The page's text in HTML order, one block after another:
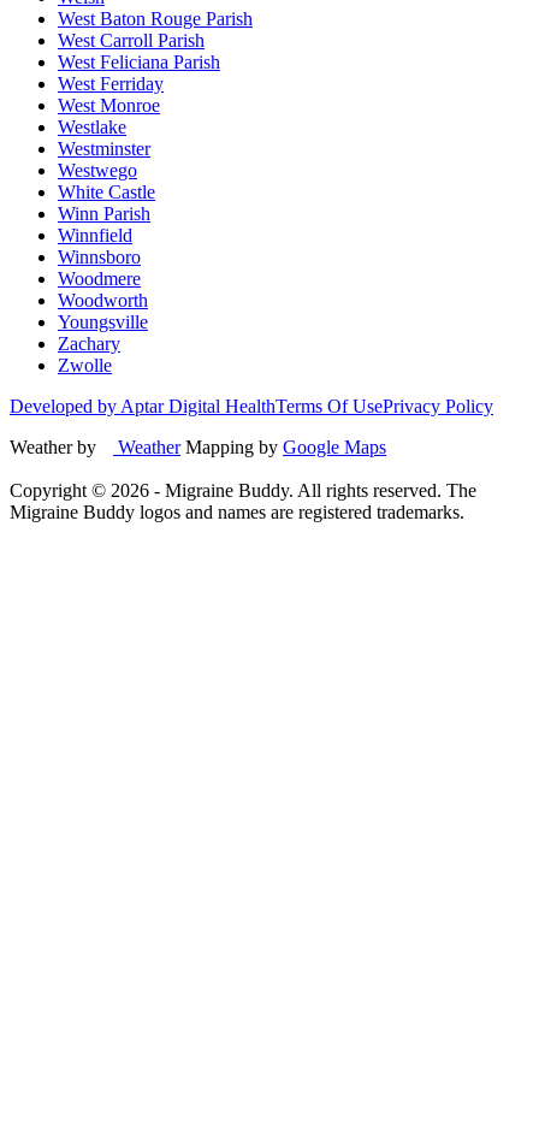
West Baton Rouge Parish
West Carroll Parish
West Feliciana Parish
West Ferriday
West Monroe
Westlake
Westminster
Westwego
White Castle
Winn Parish
Winnfield
Winnsboro
Woodmere
Woodworth
Youngsville
Zachary
Zwolle
Developed by Aptar Digital HealthTerms Of UsePrivacy Policy
Weather by
WeatherMapping by Google Maps
Copyright © 2026 - Migraine Buddy. All rights reserved. The
Migraine Buddy logos and names are registered trademarks.